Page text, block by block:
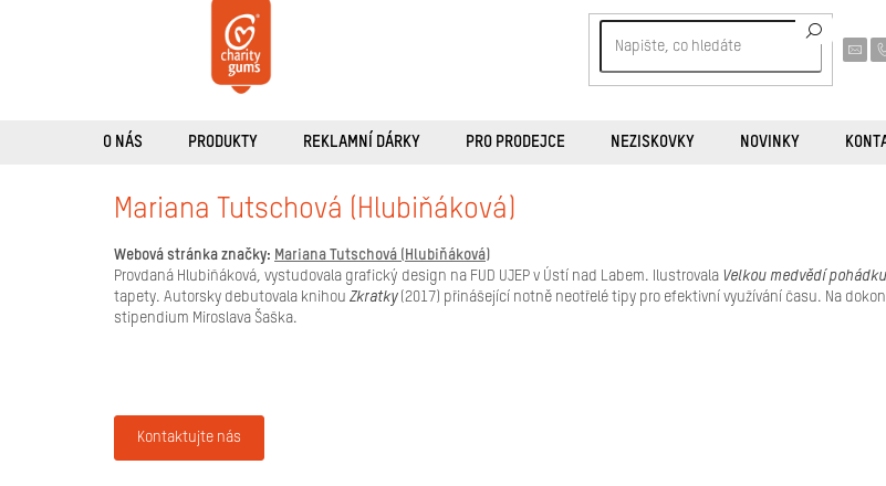
O NÁS PRODUKTY REKLAMNÍ DÁRKY PRO PRODEJCE NEZISKOVKY NOVINKY
Mariana Tutschová (Hlubiňáková)
Webová stránka značky: Mariana Tutschová (Hlubiňáková)
Provdaná Hlubiňáková, vystudovala grafický design na FUD UJEP v Ústí nad Labem. Ilustrovala Velkou medvědí
tapety. Autorsky debutovala knihou Zkratky (2017) přinášející notně neotřelé tipy pro efektivní využívání času. Na
stipendium Miroslava Šaška.
Kontaktujte nás